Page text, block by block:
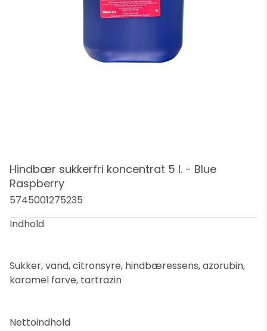
Hindbær sukkerfri koncentrat 5 l. - Blue
Raspberry
5745001275235
Indhold
Sukker, vand, citronsyre, hindbæressens, azorubin,
karamel farve, tartrazin
Nettoindhold